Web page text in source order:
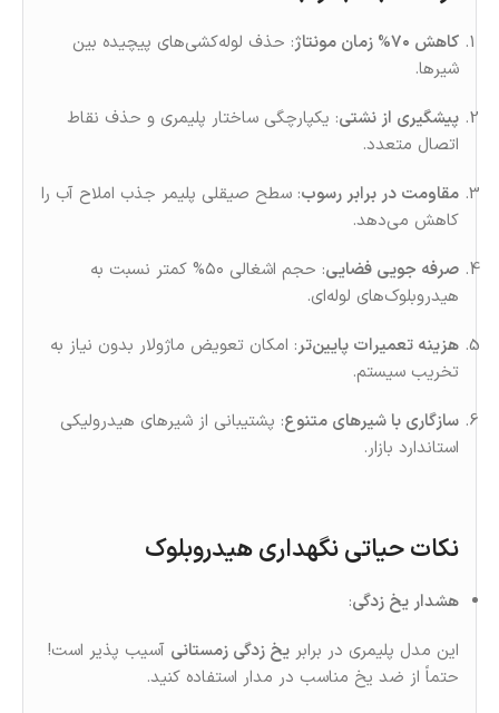
کاهش ۷۰% زمان مونتاژ
: حذف لوله‌کشی‌های پیچیده بین
شیرها.
پیشگیری از نشتی: یکپارچگی ساختار پلیمری و حذف نقاط
اتصال متعدد.
مقاومت در برابر رسوب: سطح صیقلی پلیمر جذب املاح آب را
کاهش می‌دهد.
صرفه‌ جویی فضایی
: حجم اشغالی ۵۰% کمتر نسبت به
هیدروبلوک‌های لوله‌ای.
هزینه تعمیرات پایین‌تر: امکان تعویض ماژولار بدون نیاز به
تخریب سیستم.
سازگاری با شیرهای متنوع: پشتیبانی از شیرهای هیدرولیکی
استاندارد بازار.
نکات حیاتی نگهداری هیدروبلوک
هشدار یخ‌ زدگی:
این مدل پلیمری در برابر یخ‌ زدگی زمستانی آسیب‌ پذیر است!
حتماً از ضد یخ مناسب در مدار استفاده کنید.